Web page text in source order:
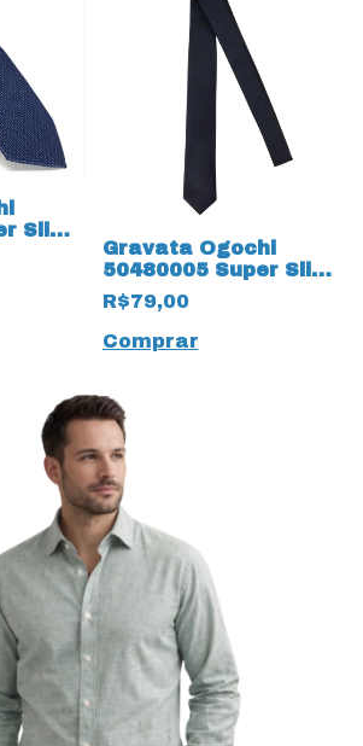
Slim
Gravata Ogochi
50480005 Super Slim
19510 Fio Tinto
R$79,00
Comprar